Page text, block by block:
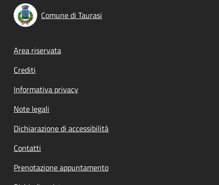
Comune di Taurasi
Footer menu
Area riservata
Crediti
Informativa privacy
Note legali
Dichiarazione di accessibilità
Contatti
Prenotazione appuntamento